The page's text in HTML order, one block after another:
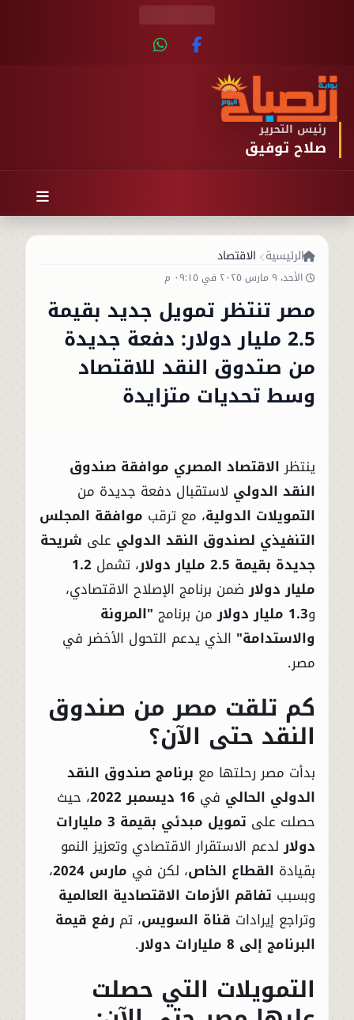
رئيس التحرير
صلاح توفيق
الرئيسية الاقتصاد
الأحد، ٩ مارس ٢٠٢٥ في ٠٩:١٥ م
مصر تنتظر تمويل جديد بقيمة
2.5 مليار دولار: دفعة جديدة
من صتدوق النقد للاقتصاد
وسط تحديات متزايدة
ينتظرالاقتصاد المصري موافقة صندوق
النقد الدولي لاستقبال دفعة جديدة من
التمويلات الدولية، مع ترقب موافقة المجلس
التنفيذي لصندوق النقد الدولي على شريحة
جديدة بقيمة 2.5 مليار دولار
، تشمل 1.2
مليار دولارضمن برنامج الإصلاح الاقتصادي،
و1.3 مليار دولار من برنامج "المرونة
والاستدامة" الذي يدعم التحول الأخضر في
مصر.
كم تلقت مصر من صندوق
النقد حتى الآن؟
بدأت مصر رحلتها مع برنامج صندوق النقد
الدولي الحالي في 16 ديسمبر 2022
، حيث
حصلت على
تمويل مبدئي بقيمة 3 مليارات
دولارلدعم الاستقرار الاقتصادي وتعزيز النمو
بقيادة القطاع الخاص، لكن في مارس 2024
،
وبسبب تفاقم الأزمات الاقتصادية العالمية
وتراجع إيرادات قناة السويس، تم رفع قيمة
البرنامج إلى 8 مليارات دولار
.
التمويلات التي حصلت